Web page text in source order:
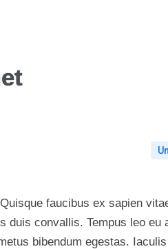
faucibus ex sapien
duis convallis. Tempus leo eu
bibendum egestas.